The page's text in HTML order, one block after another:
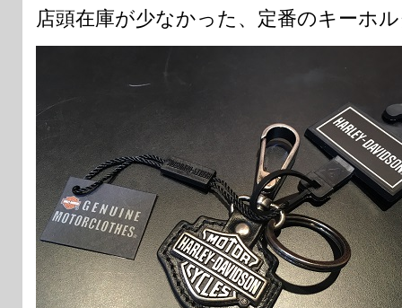
店頭在庫が少なかった、定番のキーホ